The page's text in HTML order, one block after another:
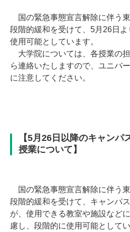
国の緊急事態宣言解除に伴う
段階的緩和を受けて、5月26日
使用可能としています。
大学院については、各授業の
ら連絡いたしますので、ユニバ
に注意してください。
【5月26日以降のキャン
授業について】
国の緊急事態宣言解除に伴う
段階的緩和を受けて、キャンパ
が、使用できる教室や施設など
慮し、段階的に使用可能として